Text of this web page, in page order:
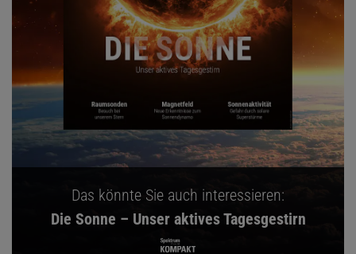
Das könnte Sie auch interessieren:
Die Sonne – Unser aktives Tagesgestirn